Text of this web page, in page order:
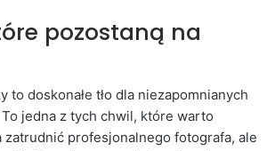
pozostaną na
to doskonałe tło dla niezapomnianych
jedna z tych chwil, które warto
zatrudnić profesjonalnego fotografa, ale